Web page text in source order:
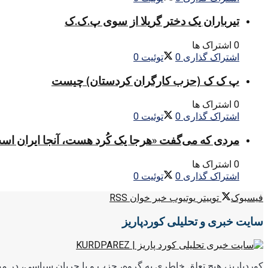
تیرباران یک دختر گریلا از سوی پ.ک.ک
0 اشتراک ها
اشتراک گذاری 0 توئیت 0
پ ک ک (حزب کارگران کردستان) چیست
0 اشتراک ها
اشتراک گذاری 0 توئیت 0
مردی که می‌گفت «هرجا یک کُرد هست، آنجا ایران
0 اشتراک ها
اشتراک گذاری 0 توئیت 0
فیسبوک
توییتر یوتیوب خبر خوان RSS
سایت خبری و تحلیلی کوردپاریز